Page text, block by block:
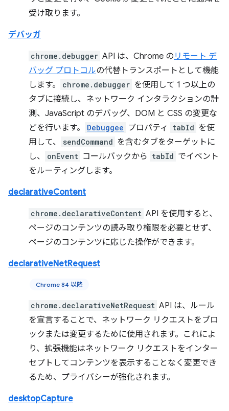
受け取ります。
デバッガ
chrome.debugger API は、Chrome の リモート デ
バッグ プロトコルの代替トランスポートとして機能
します。
chrome.debugger を使用して 1 つ以上の
タブに接続し、ネットワーク インタラクションの計
測、JavaScript のデバッグ、DOM と CSS の変更な
どを行います。
Debuggee プロパティ tabId を使
用して、
sendCommand を含むタブをターゲットに
し、
onEvent コールバックから tabId でイベント
をルーティングします。
declarativeContent
chrome.declarativeContent API を使用すると、
ページのコンテンツの読み取り権限を必要とせず、
ページのコンテンツに応じた操作ができます。
declarativeNetRequest
Chrome 84 以降
chrome.declarativeNetRequest API は、ルール
を宣言することで、ネットワーク リクエストをブロ
ックまたは変更するために使用されます。これによ
り、拡張機能はネットワーク リクエストをインター
セプトしてコンテンツを表示することなく変更でき
るため、プライバシーが強化されます。
desktopCapture